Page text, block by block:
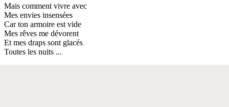
Mais comment vivre avec
Mes envies insensées
Car ton armoire est vide
Mes rêves me dévorent
Et mes draps sont glacés
Toutes les nuits ...